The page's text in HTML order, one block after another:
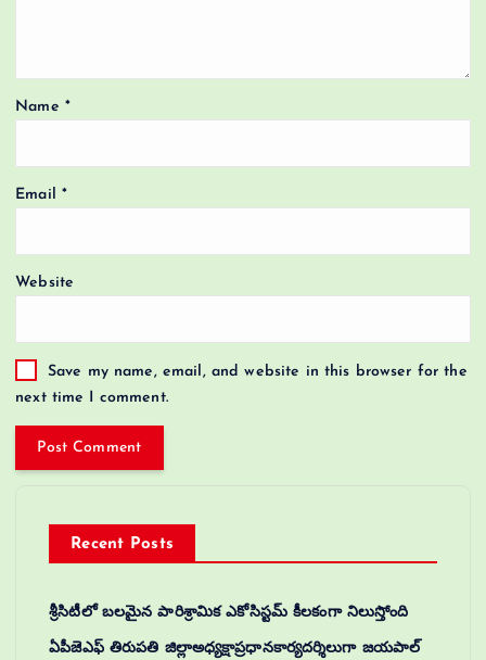
Name *
Email *
Website
Save my name, email, and website in this browser for the
next time I comment.
Recent Posts
శ్రీసిటీలో బలమైన పారిశ్రామిక ఎకోసిస్టమ్ కీలకంగా నిలుస్తోంది
ఏపీజెఎఫ్ తిరుపతి జిల్లాఅధ్యక్షాప్రధానకార్యదర్శిలుగా జయపాల్